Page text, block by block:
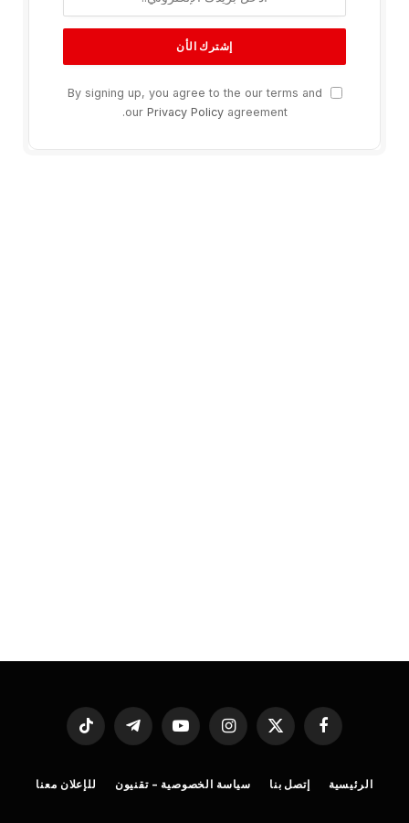
By signing up, you agree to the our terms and
our Privacy Policyagreement.
فيسبوك
X
الانستغراميوتيوب تيلقرام تيكتوك
الرئيسية إتصل بنا سياسة الخصوصية – تقنيون للإعلان معنا